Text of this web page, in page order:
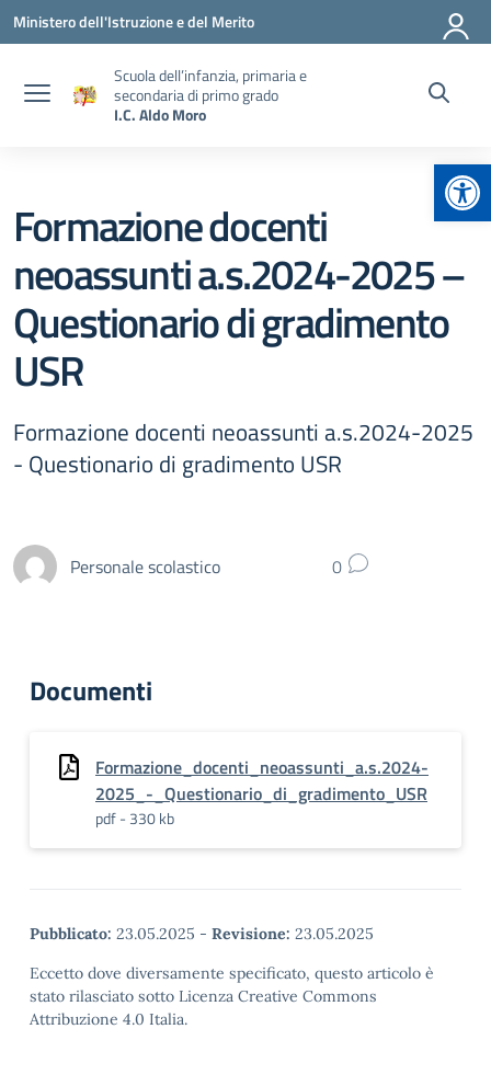
Vai ai contenuti
Vai al menu di navigazione
Vai al footer
Ministero dell'Istruzione e del Merito
Scuola dell’infanzia, primaria e
secondaria di primo grado
I.C. Aldo Moro
Formazione docenti
neoassunti a.s.2024-2025 –
Questionario di gradimento
USR
Formazione docenti neoassunti a.s.2024-2025
- Questionario di gradimento USR
Personale scolastico 0
Documenti
Formazione_docenti_neoassunti_a.s.2024-
2025_-_Questionario_di_gradimento_USR
pdf - 330 kb
Pubblicato: 23.05.2025 - Revisione: 23.05.2025
Eccetto dove diversamente specificato, questo articolo è
stato rilasciato sotto Licenza Creative Commons
Attribuzione 4.0 Italia.